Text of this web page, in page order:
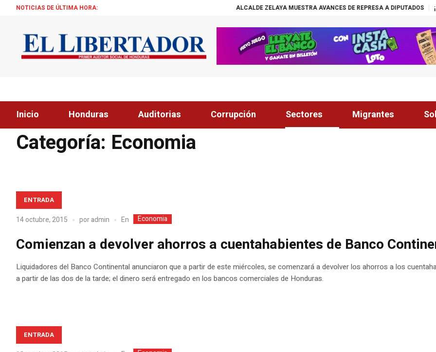
NOTICIAS DE ÚLTIMA HORA: ALCALDE ZELAYA MUESTRA AVANCES DE REPRESA A DIPUTADOS ¡ÉXITO! BECAS
Inicio Honduras Auditorias Corrupción Sectores Migrantes
Categoría: Economia
ENTRADA
14 octubre, 2015 poradmin En Economia
Comienzan a devolver ahorros a cuentahabientes de Banco
Liquidadores del Banco Continental anunciaron que a partir de este miércoles, se comenzará a devolver los ahorros a los
a partir de las dos de la tarde; el dinero será entregado en los bancos comerciales de Honduras.
ENTRADA